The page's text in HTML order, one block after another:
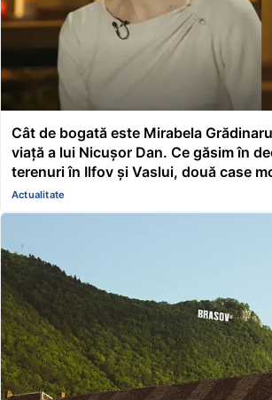
Cât de bogată este Mirabela
viață a lui Nicușor Dan. Ce găsim în
terenuri în Ilfov și Vaslui, două case
mașini, acțiuni Renault și un
116.000 de lei acordat unei asociații
Actualitate